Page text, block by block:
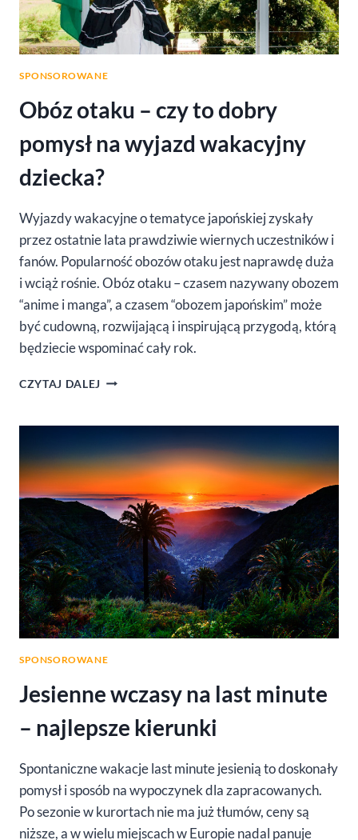
SPONSOROWANE
Obóz otaku – czy to dobry
pomysł na wyjazd wakacyjny
dziecka?
Wyjazdy wakacyjne o tematyce japońskiej zyskały
przez ostatnie lata prawdziwie wiernych uczestników i
fanów. Popularność obozów otaku jest naprawdę duża
i wciąż rośnie. Obóz otaku – czasem nazywany obozem
“anime i manga”, a czasem “obozem japońskim” może
być cudowną, rozwijającą i inspirującą przygodą, którą
będziecie wspominać cały rok.
CZYTAJ DALEJ OBÓZ
CZY
DOBRY
POMYSŁ
NA
WYJAZD
WAKACYJNY
DZIECKA?
SPONSOROWANE
Jesienne wczasy na last minute
– najlepsze kierunki
Spontaniczne wakacje last minute jesienią to doskonały
pomysł i sposób na wypoczynek dla zapracowanych.
Po sezonie w kurortach nie ma już tłumów, ceny są
niższe, a w wielu miejscach w Europie nadal panuje